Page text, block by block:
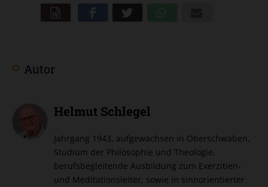
Überschrift
Infos
Autor
Helmut Schlegel
Jahrgang 1943, aufgewachsen in Oberschwaben,
Studium der Philosophie und Theologie,
berufsbegleitende Ausbildung zum Exerzitien-
und Meditationsleiter, sowie in sinnorientierter